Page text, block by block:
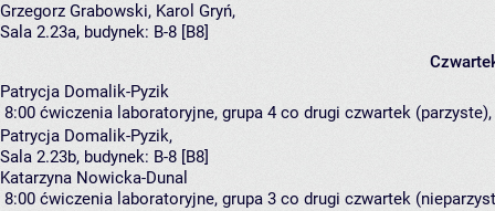
Grzegorz Grabowski, Karol Gryń,
Sala 2.23a, budynek: B-8 [B8]
Patrycja Domalik-Pyzik
8:00 ćwiczenia laboratoryjne, grupa 4 co drugi czwartek (parzyste),
Patrycja Domalik-Pyzik,
Sala 2.23b, budynek: B-8 [B8]
Katarzyna Nowicka-Dunal
8:00 ćwiczenia laboratoryjne, grupa 3 co drugi czwartek